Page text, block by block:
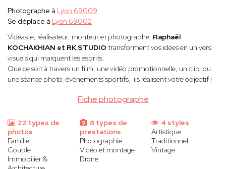
Fiche photographe
Photographe à Lyon 69009
Se déplace à Lyon 69002
Vidéaste, réalisateur, monteur et photographe, Raphaël
KOCHAKHIAN et RK STUDIO transforment vos idées en univers
visuels qui marquent les esprits.
Que ce soit à travers un film, une vidéo promotionnelle, un clip, ou
une séance photo, évènements sportifs, ils réalisent votre objectif !
22 types de
photos
Famille
Couple
Immobilier &
8 types de
prestations
Photographie
Vidéo et montage
Drone
4 styles
Artistique
Traditionnel
Vintage